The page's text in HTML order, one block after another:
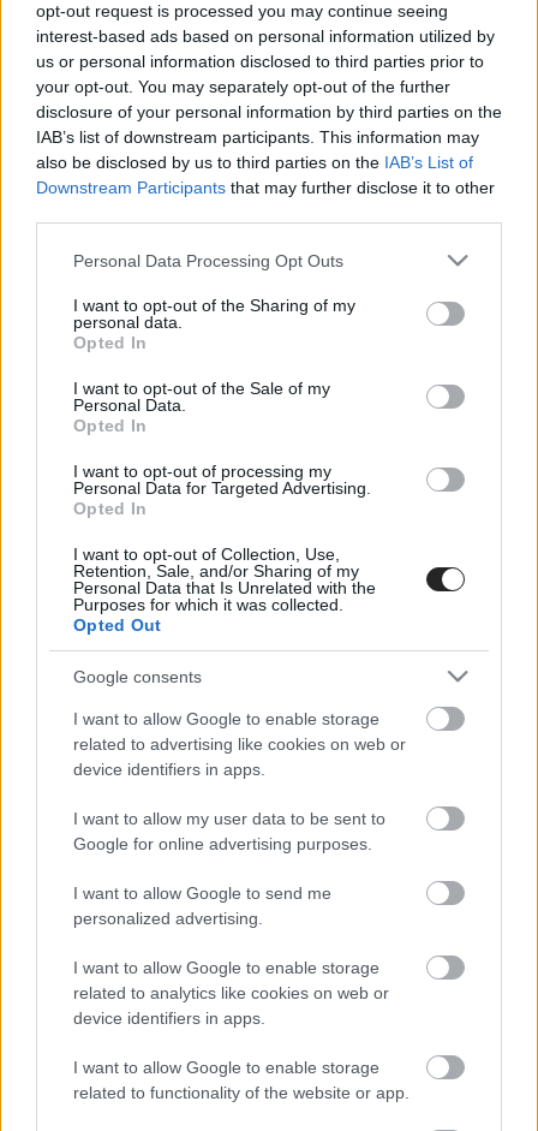
opt-out request is processed you may continue seeing
interest-based ads based on personal information utilized by
us or personal information disclosed to third parties prior to
your opt-out. You may separately opt-out of the further
disclosure of your personal information by third parties on the
IAB’s list of downstream participants. This information may
also be disclosed by us to third parties on the IAB’s List of
Downstream Participants that may further disclose it to other
Please note that this website/app uses one or more Google
not limited to your visit or usage behaviour. You may click to
grant or deny consent to Google and its third-party tags to
use your data for below specified purposes in below Google
consent section.
Personal Data Processing Opt Outs
I want to opt-out of the Sharing of my
personal data.
Opted In
I want to opt-out of the Sale of my
Personal Data.
Opted In
I want to opt-out of processing my
Personal Data for Targeted Advertising.
Opted In
I want to opt-out of Collection, Use,
Retention, Sale, and/or Sharing of my
Personal Data that Is Unrelated with the
Purposes for which it was collected.
Opted Out
Google consents
I want to allow Google to enable storage
related to advertising like cookies on web or
device identifiers in apps.
I want to allow my user data to be sent to
Google for online advertising purposes.
I want to allow Google to send me
personalized advertising.
I want to allow Google to enable storage
related to analytics like cookies on web or
device identifiers in apps.
I want to allow Google to enable storage
related to functionality of the website or app.
Σύμφωνα με τον κύριο Δρουσιώτη, αυτό σημαίνει
πρακτικά ότι οι καταναλωτές λαμβάνουν –εάν
λαμβάνουν- ενημέρωση για ένα ποσοστό της τάξης του
10% των προϊόντων που τους ενδιαφέρουν, γεγονός που
περιορίζει τη χρησιμότητα της εφαρμογής.
Καλάθι.. συμφερόντων
Από την πλευρά του, ο πρόεδρος της Ένωσης
Αριστοδήμου, υποστήριξε πως το «καλάθι» που
διαμορφώθηκε αντανακλά συγκεκριμένα συμφέροντα
και όχι τις πραγματικές ανάγκες της αγοράς. Όπως
σημείωσε, κατά την προετοιμασία της εφαρμογής δεν
ενώ οι επιλογές που παρέχονται είναι περιορισμένες, με
αποτέλεσμα να μην επιτυγχάνεται ουσιαστική συμβολή
Δεν προσφέρει κάτι καινούριο, λένε οι Υπεραγορές
Συνδέσμου Υπεραγορών, Ανδρέας Χατζηαδάμου,
μιλώντας επίσης στο κρατικό ραδιόφωνο, τόνισε ότι
είναι πρακτικά δύσκολο να ενταχθούν περισσότερα
προϊόντα στην πλατφόρμα. Επισήμανε ότι οι
υπεραγορές δεν αναμένουν ιδιαίτερο όφελος από τη
λειτουργία του e-kalathi, καθώς προσφέρουν εδώ και
χρόνια στους καταναλωτές πληροφόρηση για τιμές και
προσφορές μέσω των φυλλαδίων τους.
Ο κύριος Χατζηαδάμου επανέλαβε τη θέση του
Συνδέσμου Υπεραγορών περί ωμής παρέμβασης στην
αγορά, εκφράζοντας έκπληξη για τη μεταβολή της
στάσης της Επιτροπής Προστασίας του Ανταγωνισμού.
Υπογράμμισε ότι οι υπεραγορές λειτουργούν με
διαφάνεια και διερωτήθηκε γιατί δεν συμπεριλήφθηκαν
στην εφαρμογή φούρνοι και περίπτερα, τα οποία επίσης
επηρεάζουν την καταναλωτική καθημερινότητα.